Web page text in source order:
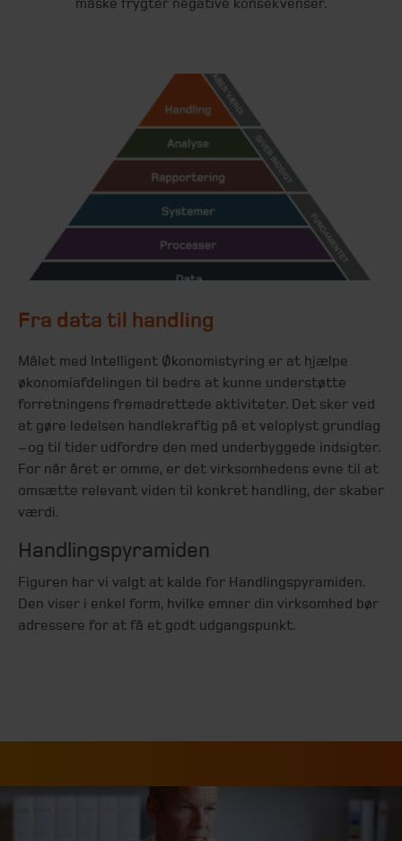
måske frygter negative konsekvenser.
Fra data til handling
Målet med Intelligent Økonomistyring er at hjælpe
økonomiafdelingen til bedre at kunne understøtte
forretningens fremadrettede aktiviteter. Det sker ved
at gøre ledelsen handlekraftig på et veloplyst grundlag
– og til tider udfordre den med underbyggede indsigter.
For når året er omme, er det virksomhedens evne til at
omsætte relevant viden til konkret handling, der skaber
værdi.
Handlingspyramiden
Figuren har vi valgt at kalde for Handlingspyramiden.
Den viser i enkel form, hvilke emner din virksomhed bør
adressere for at få et godt udgangspunkt.